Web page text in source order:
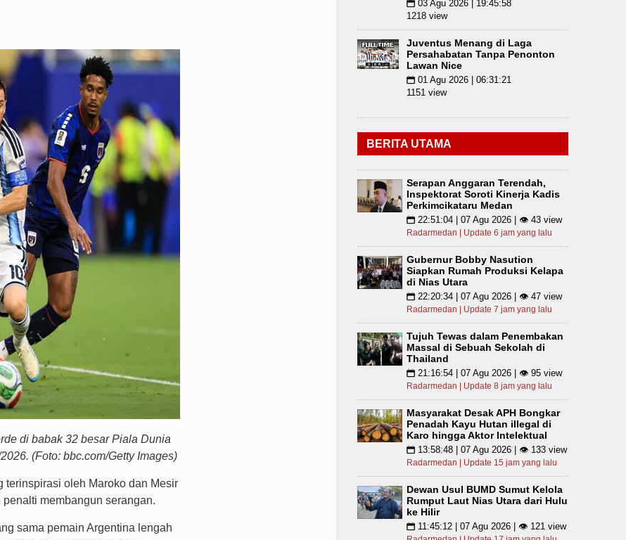
di babak 32 besar Piala Dunia
(Foto: bbc.com/Getty Images)
terinspirasi oleh Maroko dan Mesir
membangun serangan.
sama pemain Argentina lengah
📅 03 Agu 2026 | 19:45:58
1218 view
Juventus Menang di Laga
Persahabatan Tanpa Penonton
Lawan Nice
📅 01 Agu 2026 | 06:31:21
1151 view
BERITA UTAMA
Serapan Anggaran Terendah,
Inspektorat Soroti Kinerja Kadis
Perkimcikataru Medan
📅 22:51:04 | 07 Agu 2026 | 👁 43 view
Radarmedan | Update 6 jam yang lalu
Gubernur Bobby Nasution
Siapkan Rumah Produksi Kelapa
di Nias Utara
📅 22:20:34 | 07 Agu 2026 | 👁 47 view
Radarmedan | Update 7 jam yang lalu
Tujuh Tewas dalam Penembakan
Massal di Sebuah Sekolah di
Thailand
📅 21:16:54 | 07 Agu 2026 | 👁 95 view
Radarmedan | Update 8 jam yang lalu
Masyarakat Desak APH Bongkar
Penadah Kayu Hutan illegal di
Karo hingga Aktor Intelektual
📅 13:58:48 | 07 Agu 2026 | 👁 133 view
Radarmedan | Update 15 jam yang lalu
Dewan Usul BUMD Sumut Kelola
Rumput Laut Nias Utara dari Hulu
ke Hilir
📅 11:45:12 | 07 Agu 2026 | 👁 121 view